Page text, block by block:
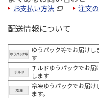
お支払い方法 注文
配送情報について
ゆうパック等でお届けし
す
チルドゆうパックでお届
します
冷凍ゆうパックでお届け
ます。